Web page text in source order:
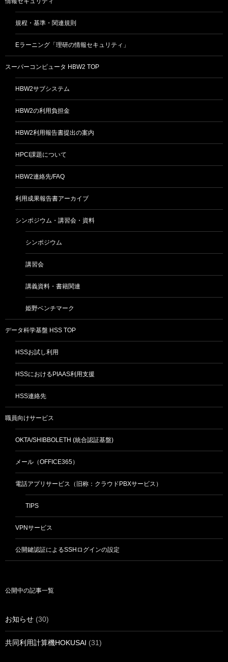
規程・基準・関連規則
Eラーニング「理研の情報セキュリティ」
スーパーコンピュータ HBW2 TOP
HBW2サブシステム
HBW2の利用負担金
HBW2利用報告書提出の案内
HPCI課題について
HBW2連絡先/FAQ
利用成果報告書アーカイブ
シンポジウム・講習会・資料
シンポジウム
講習会
講義資料・書籍関連
姫野ベンチマーク
データ科学基盤 HSS TOP
HSSお試し利用
HSSにおけるPIAAS利用支援
HSS連絡先
職員向けサービス
OKTA/SHIBBOLETH (統合認証基盤)
メール（OFFICE365）
電話アプリサービス（旧称：クラウドPBXサービス）
TIPS
VPNサービス
公開鍵認証によるSSHログインの設定
公開中の記事一覧
お知らせ (30)
共同利用計算機HOKUSAI (31)